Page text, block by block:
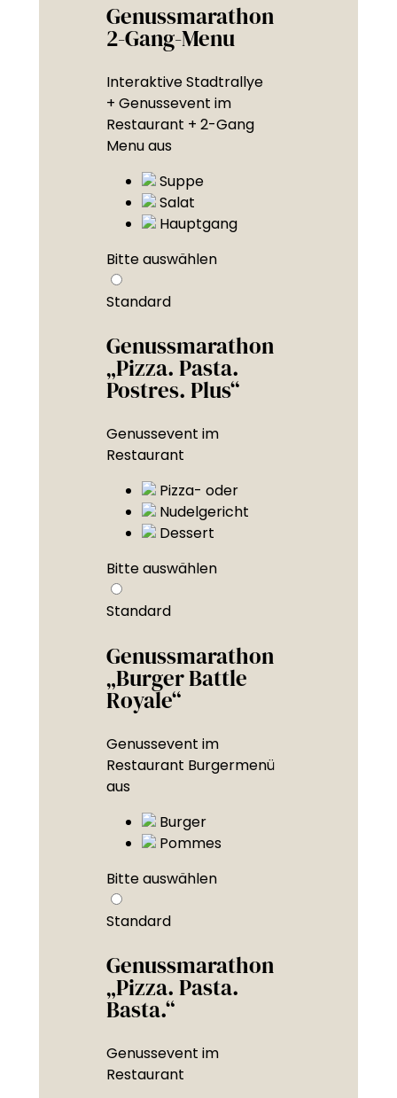
Genussmarathon
2-Gang-Menu
Interaktive Stadtrallye
+ Genussevent im
Restaurant + 2-Gang
Menu aus
Suppe
Salat
Hauptgang
Bitte auswählen
Standard
Genussmarathon
„Pizza. Pasta.
Postres. Plus“
Genussevent im
Restaurant
Pizza- oder
Nudelgericht
Dessert
Bitte auswählen
Standard
Genussmarathon
„Burger Battle
Royale“
Genussevent im
Restaurant Burgermenü
aus
Burger
Pommes
Bitte auswählen
Standard
Genussmarathon
„Pizza. Pasta.
Basta.“
Genussevent im
Restaurant